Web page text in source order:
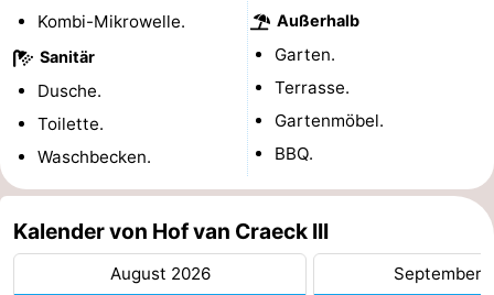
und
trinken
Veranstaltungen
Praktisch
Forum
Route
-
Reisebuchshop
Kombi-Mikrowelle.
Sanitär
Dusche.
Toilette.
Waschbecken.
Außerhalb
Garten.
Terrasse.
Gartenmöbel.
BBQ.
Kalender von Hof van Craeck III
August 2026 September